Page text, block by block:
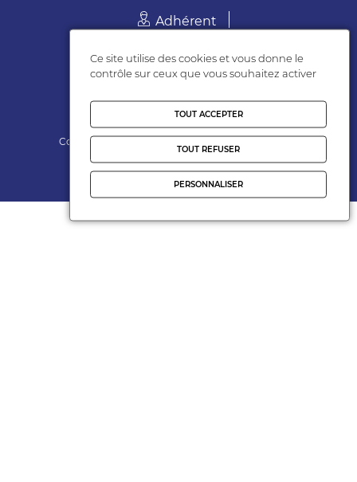
Adhérent
Contact
Gérer les cookies
RealisationNodevo
Suivez-nous
Ce site utilise des cookies et vous donne le
contrôle sur ceux que vous souhaitez activer
TOUT ACCEPTER
TOUT REFUSER
PERSONNALISER